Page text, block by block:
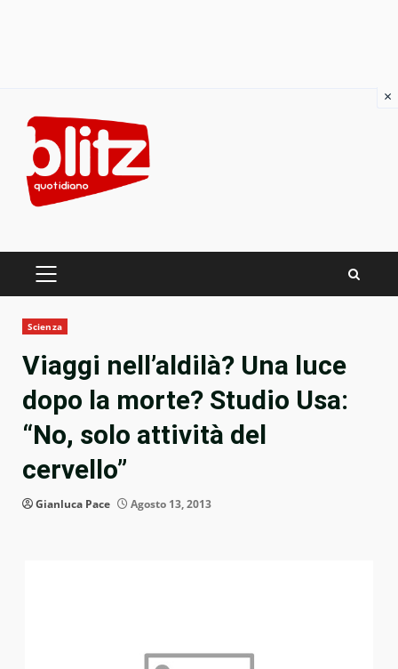
content
PRIMARY
Scienza
Viaggi nell’aldilà? Una luce
dopo la morte? Studio Usa:
“No, solo attività del
cervello”
Gianluca Pace Agosto 13, 2013
×